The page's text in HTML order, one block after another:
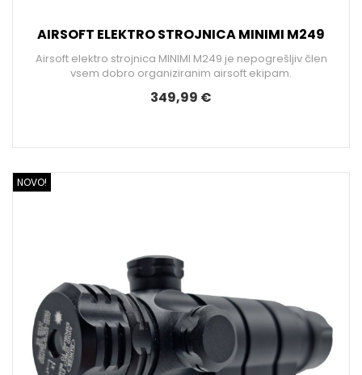
AIRSOFT ELEKTRO STROJNICA MINIMI M249
Airsoft elektro strojnica MINIMI M249 je nepogrešljiv člen
vsem dobro organiziranim airsoft ekipam.
349,99 €
NOVO!